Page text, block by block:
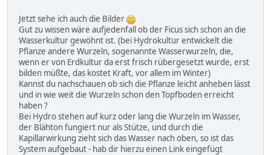
Jetzt sehe ich auch die Bilder
Gut zu wissen wäre aufjedenfall ob der Ficus sich schon an die
Wasserkultur gewöhnt ist. (bei Hydrokultur entwickelt die
Pflanze andere Wurzeln, sogenannte Wasserwurzeln, die,
wenn er von Erdkultur da erst frisch rübergesetzt wurde, erst
bilden müßte, das kostet Kraft, vor allem im Winter)
Kannst du nachschauen ob sich die Pflanze leicht anheben lässt
und in wie weit die Wurzeln schon den Topfboden erreicht
haben ?
Bei Hydro stehen auf kurz oder lang die Wurzeln im Wasser,
der Blähton fungiert nur als Stütze, und durch die
Kapillarwirkung zieht sich das Wasser nach oben, so ist das
System aufgebaut - hab dir hierzu einen Link eingefügt